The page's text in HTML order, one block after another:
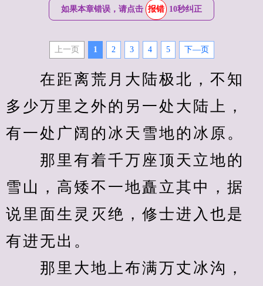
如果本章错误，请点击 报错 10秒纠正
上一页 1 2 3 4 5 下—页
在距离荒月大陆极北，不知
多少万里之外的另一处大陆上，
有一处广阔的冰天雪地的冰原。
那里有着千万座顶天立地的
雪山，高矮不一地矗立其中，据
说里面生灵灭绝，修士进入也是
有进无出。
那里大地上布满万丈冰沟，